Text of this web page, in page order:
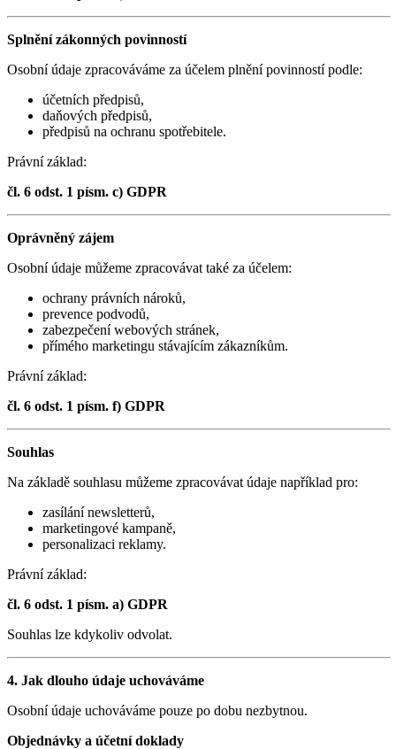
Splnění zákonných povinností
Osobní údaje zpracováváme za účelem plnění povinností podle:
účetních předpisů,
daňových předpisů,
předpisů na ochranu spotřebitele.
Právní základ:
čl. 6 odst. 1 písm. c) GDPR
Oprávněný zájem
Osobní údaje můžeme zpracovávat také za účelem:
ochrany právních nároků,
prevence podvodů,
zabezpečení webových stránek,
přímého marketingu stávajícím zákazníkům.
Právní základ:
čl. 6 odst. 1 písm. f) GDPR
Souhlas
Na základě souhlasu můžeme zpracovávat údaje například pro:
zasílání newsletterů,
marketingové kampaně,
personalizaci reklamy.
Právní základ:
čl. 6 odst. 1 písm. a) GDPR
Souhlas lze kdykoliv odvolat.
4. Jak dlouho údaje uchováváme
Osobní údaje uchováváme pouze po dobu nezbytnou.
Objednávky a účetní doklady